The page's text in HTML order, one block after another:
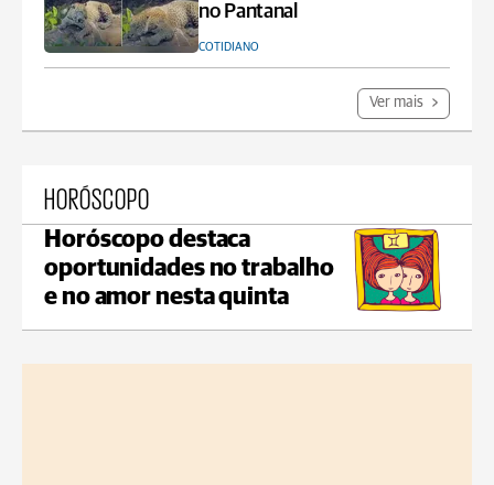
no Pantanal
COTIDIANO
Ver mais
HORÓSCOPO
Horóscopo destaca
oportunidades no trabalho
e no amor nesta quinta